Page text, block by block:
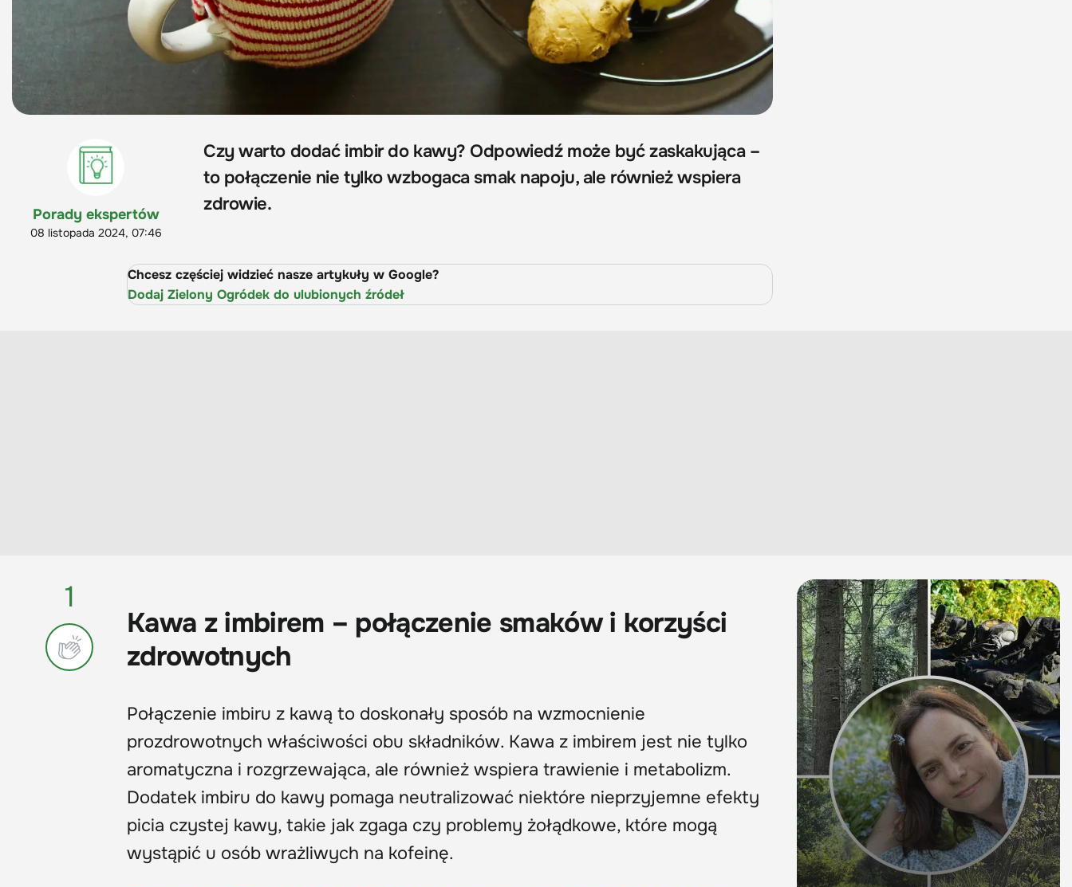
Porady ekspertów
08 listopada 2024, 07:46
Czy warto dodać imbir do kawy? Odpowiedź może być zaskakująca –
to połączenie nie tylko wzbogaca smak napoju, ale również wspiera
zdrowie.
Chcesz częściej widzieć nasze artykuły w Google?
Dodaj Zielony Ogródek do ulubionych źródeł
1
Kawa z imbirem – połączenie smaków i korzyści
zdrowotnych
Połączenie imbiru z kawą to doskonały sposób na wzmocnienie
prozdrowotnych właściwości obu składników. Kawa z imbirem jest nie tylko
aromatyczna i rozgrzewająca, ale również wspiera trawienie i metabolizm.
Dodatek imbiru do kawy pomaga neutralizować niektóre nieprzyjemne efekty
picia czystej kawy, takie jak zgaga czy problemy żołądkowe, które mogą
wystąpić u osób wrażliwych na kofeinę.